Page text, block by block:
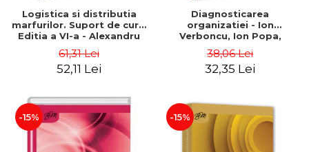
Logistica si distributia
marfurilor. Suport de curs.
Editia a VI-a - Alexandru
61,31 Lei
52,11 Lei
Diagnosticarea
organizatiei - Ion
Verboncu, Ion Popa,
38,06 Lei
32,35 Lei
-15% -15%